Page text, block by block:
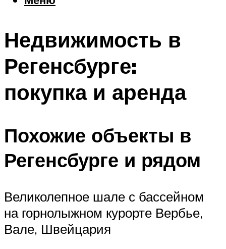
Шоппинг
Что посетить
Меню
Недвижимость в
Регенсбурге:
покупка и аренда
Похожие объекты в
Регенсбурге и рядом
Великолепное шале с бассейном
на горнолыжном курорте Вербье,
Вале, Швейцария